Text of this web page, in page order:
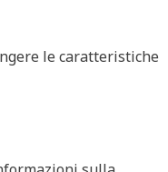
le caratteristiche